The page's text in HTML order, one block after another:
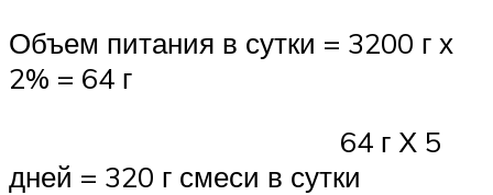
Объем питания в сутки = 3200 г х
2% = 64 г
64 г Х 5
дней = 320 г смеси в сутки